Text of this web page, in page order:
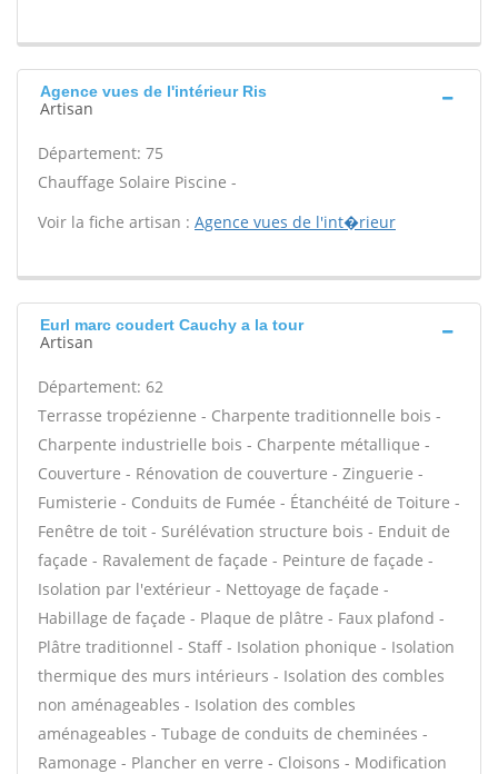
Agence vues de l'intérieur Ris
Artisan
Département: 75
Chauffage Solaire Piscine -
Voir la fiche artisan : Agence vues de l'int�rieur
Eurl marc coudert Cauchy a la tour
Artisan
Département: 62
Terrasse tropézienne - Charpente traditionnelle bois -
Charpente industrielle bois - Charpente métallique -
Couverture - Rénovation de couverture - Zinguerie -
Fumisterie - Conduits de Fumée - Étanchéité de Toiture -
Fenêtre de toit - Surélévation structure bois - Enduit de
façade - Ravalement de façade - Peinture de façade -
Isolation par l'extérieur - Nettoyage de façade -
Habillage de façade - Plaque de plâtre - Faux plafond -
Plâtre traditionnel - Staff - Isolation phonique - Isolation
thermique des murs intérieurs - Isolation des combles
non aménageables - Isolation des combles
aménageables - Tubage de conduits de cheminées -
Ramonage - Plancher en verre - Cloisons - Modification